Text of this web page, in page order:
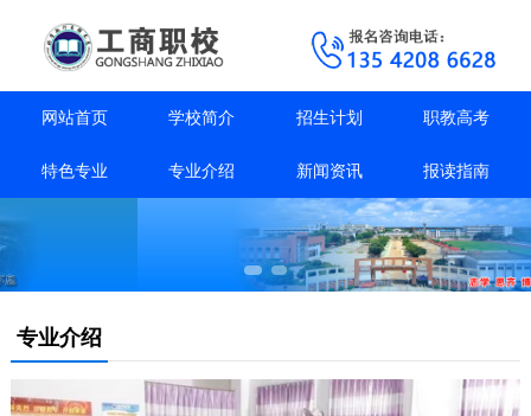
网站首页 学校简介 招生计划 职教高考
特色专业 专业介绍 新闻资讯 报读指南
专业介绍